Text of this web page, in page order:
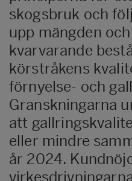
skogsbruk och
upp mängden
kvarvarande
körstråkens
förnyelse- och
Granskningarna
att
eller mindre
år 2024.